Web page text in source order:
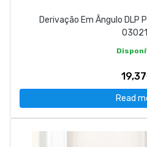
Derivação Em Ângulo DLP
Read